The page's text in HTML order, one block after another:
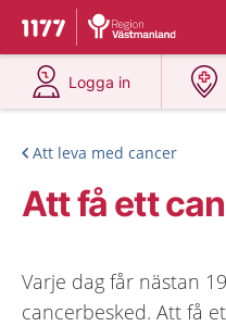
Till startsidan för 1177
Du har valt region
Logga in
på 1177.se
Att leva med cancer
Att få ett
Varje dag får nästan
cancerbesked. Att få